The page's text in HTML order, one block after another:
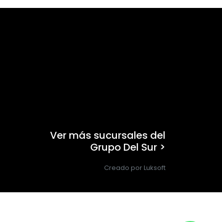
Ver más sucursales del
Grupo Del Sur >
Creado por Luksoft